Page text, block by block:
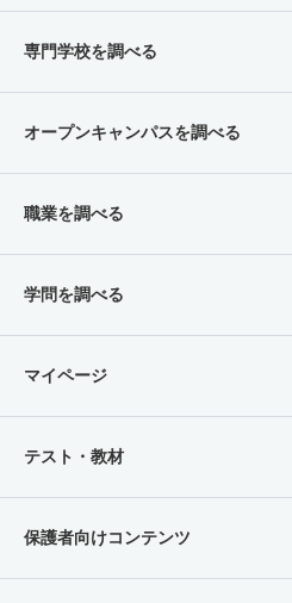
専門学校を調べる
オープンキャンパスを調べる
職業を調べる
学問を調べる
マイページ
テスト・教材
保護者向けコンテンツ